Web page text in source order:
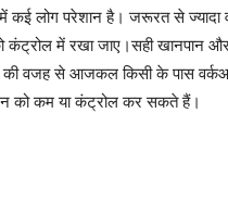
में कई लोग परेशान है। जरूरत से
में रखा जाए।सही खानपान
की वजह से आजकल किसी के पास
को कम या कंट्रोल कर सकते हैं।